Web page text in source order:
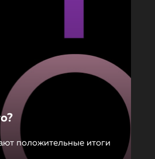
положительные итоги